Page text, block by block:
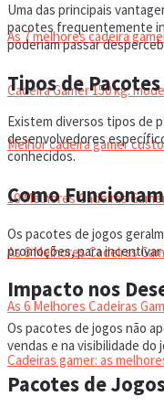
As 7 melhores cadeira
Cadeira Gamer 150 kg:
Melhor cadeira gamer
10 Melhores Cadeiras
As 6 Melhores Cadeiras
As 6 Melhores Cadeiras
Cadeiras gamer: as
Uma das principais
pacotes frequentemente
poderiam passar
Tipos de
Existem diversos tipos de
desenvolvedores
conhecidos.
Como
Os pacotes de jogos
promoções, para
Impacto nos
Os pacotes de jogos não
vendas e na visibilidade do
Pacotes de